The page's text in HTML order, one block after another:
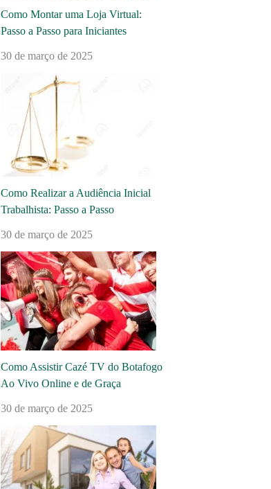
Como Montar uma Loja Virtual:
Passo a Passo para Iniciantes
30 de março de 2025
Como Realizar a Audiência Inicial
Trabalhista: Passo a Passo
30 de março de 2025
Como Assistir Cazé TV do Botafogo
Ao Vivo Online e de Graça
30 de março de 2025